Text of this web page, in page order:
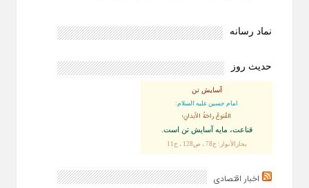
نماد رسانه
حدیث روز
آسایش تن
امام حسین علیه السلام:
القُنوعُ راحَةُ الأبدانِ؛
قناعت، مايه آسايش تن است.
بحارالأنوار: ج78 ، ص128 ، ح11
اخبار اقتصادی